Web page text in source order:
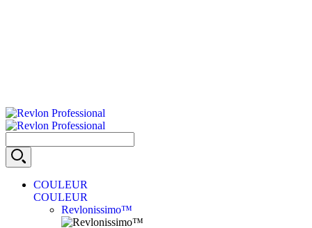
COULEUR
COULEUR
Revlonissimo™